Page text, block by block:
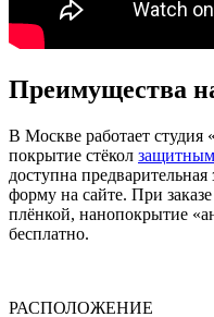
Преимущества
В Москве работает студия
покрытие стёкол
доступна
форму на сайте. При
плёнкой, нанопокрытие
бесплатно.
РАСПОЛОЖЕНИЕ